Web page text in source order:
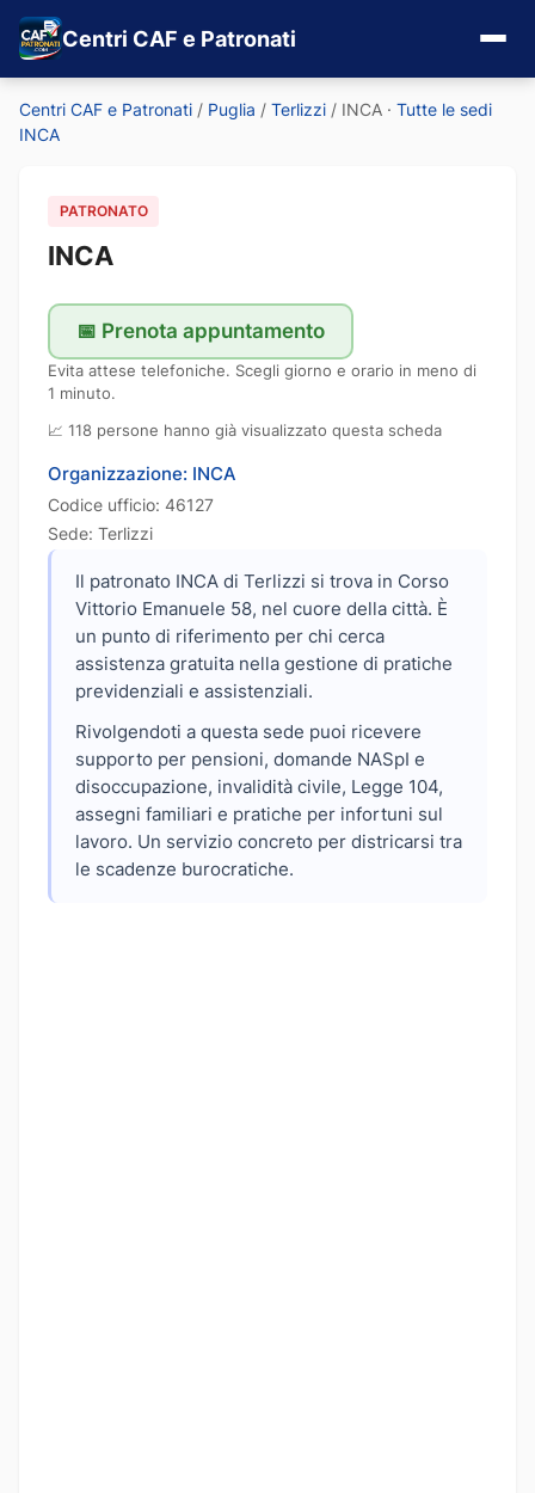
Centri CAF e Patronati
Centri CAF e Patronati / Puglia / Terlizzi / INCA · Tutte le sedi
INCA
PATRONATO
INCA
📅 Prenota appuntamento
Evita attese telefoniche. Scegli giorno e orario in meno di
1 minuto.
📈 118 persone hanno già visualizzato questa scheda
Organizzazione: INCA
Codice ufficio: 46127
Sede: Terlizzi
Il patronato INCA di Terlizzi si trova in Corso
Vittorio Emanuele 58, nel cuore della città. È
un punto di riferimento per chi cerca
assistenza gratuita nella gestione di pratiche
previdenziali e assistenziali.
Rivolgendoti a questa sede puoi ricevere
supporto per pensioni, domande NASpI e
disoccupazione, invalidità civile, Legge 104,
assegni familiari e pratiche per infortuni sul
lavoro. Un servizio concreto per districarsi tra
le scadenze burocratiche.